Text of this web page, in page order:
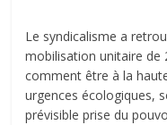
Le syndicalisme a
mobilisation unitaire de
comment être à la
urgences écologiques,
prévisible prise du